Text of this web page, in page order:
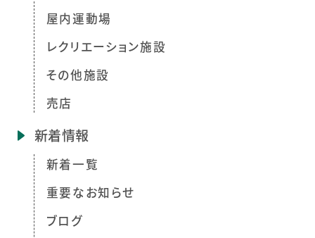
屋内運動場
レクリエーション施設
その他施設
売店
新着情報
新着一覧
重要なお知らせ
ブログ